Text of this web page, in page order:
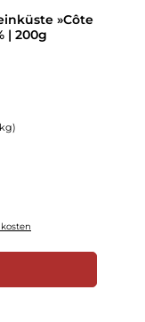
»Côte
| 200g